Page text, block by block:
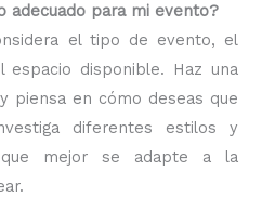
adecuado para mi evento?
el tipo de evento, el
disponible. Haz una
piensa en cómo deseas que
diferentes estilos y
que mejor se adapte a la